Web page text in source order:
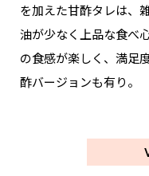
を加えた甘酢タレは、
油が少なく上品な食べ
の食感が楽しく、満足
酢バージョンも有り。